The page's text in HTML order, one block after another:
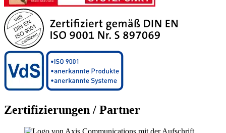
Zertifizierungen / Partner